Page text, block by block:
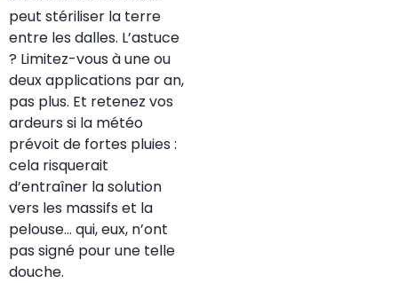
peut stériliser la terre
entre les dalles. L’astuce
? Limitez-vous à une ou
deux applications par an,
pas plus. Et retenez vos
ardeurs si la météo
prévoit de fortes pluies :
cela risquerait
d’entraîner la solution
vers les massifs et la
pelouse… qui, eux, n’ont
pas signé pour une telle
douche.